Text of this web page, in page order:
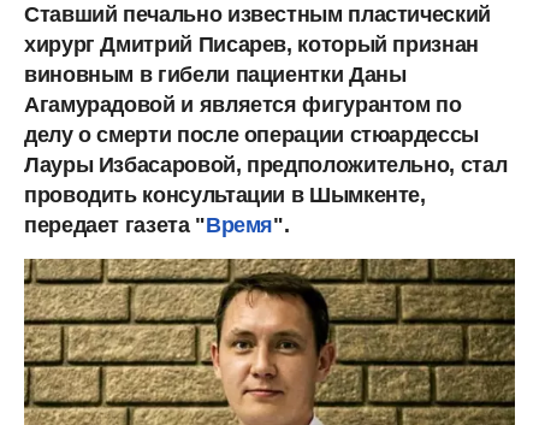
Ставший печально известным пластический
хирург Дмитрий Писарев, который признан
виновным в гибели пациентки Даны
Агамурадовой и является фигурантом по
делу о смерти после операции стюардессы
Лауры Избасаровой, предположительно, стал
проводить консультации в Шымкенте,
передает газета "Время".